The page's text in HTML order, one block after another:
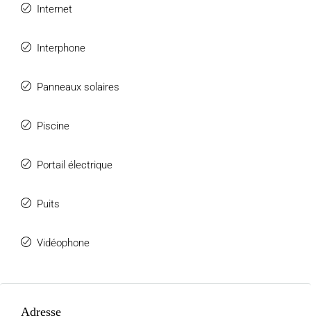
Internet
Interphone
Panneaux solaires
Piscine
Portail électrique
Puits
Vidéophone
Adresse